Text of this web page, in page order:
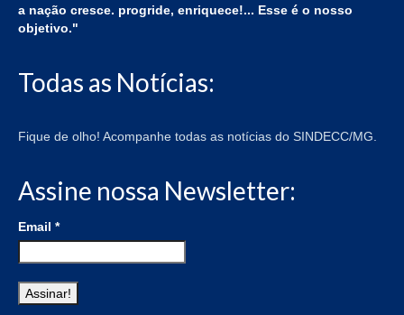
a nação cresce. progride, enriquece!... Esse é o nosso
objetivo."
Todas as Notícias:
Fique de olho! Acompanhe todas as notícias do SINDECC/MG.
Assine nossa Newsletter:
Email *